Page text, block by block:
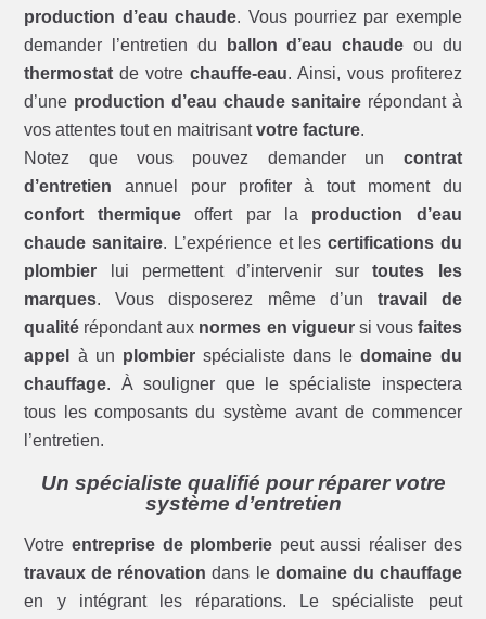
production d’eau chaude. Vous pourriez par exemple
demander l’entretien du
ballon d’eau chaude ou du
thermostat de votre chauffe-eau. Ainsi, vous profiterez
d’une production d’eau chaude sanitaire répondant à
vos attentes tout en maitrisantvotre facture.
Notez que vous pouvez demander un contrat
d’entretien annuel pour profiter à tout moment du
confort thermiqueoffert par la production d’eau
chaude sanitaire. L’expérience et les certifications du
plombier lui permettent d’intervenir surtoutes les
marques. Vous disposerez même d’un travail de
qualité répondant aux normes en vigueursi vous faites
appel
à un plombierspécialiste dans ledomaine du
chauffage. À souligner que le spécialiste inspectera
tous les composants du système avant de commencer
l’entretien.
Un spécialiste qualifié pour réparer votre
système d’entretien
Votreentreprise de plomberie peut aussi réaliser des
travaux de rénovation dans le domaine du chauffage
en y intégrant les réparations. Le spécialiste peut